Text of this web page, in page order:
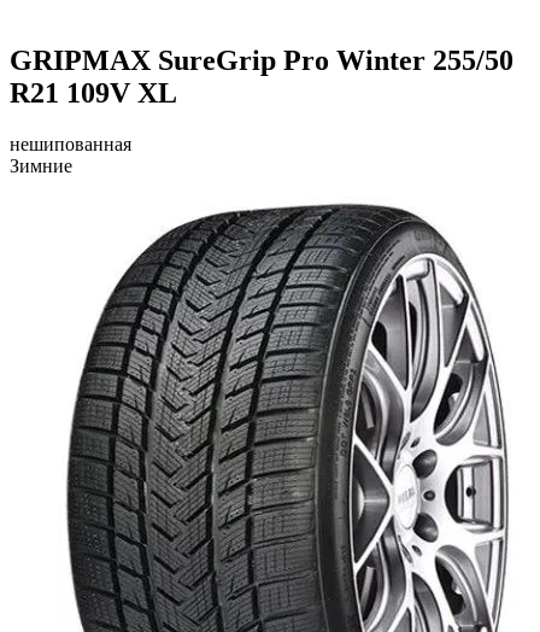
GRIPMAX SureGrip Pro Winter 255/50
R21 109V XL
нешипованная
Зимние